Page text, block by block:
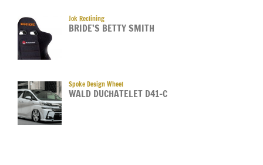
Jok Reclining
BRIDE’S BETTY SMITH
Spoke Design Wheel
WALD DUCHATELET D41-C